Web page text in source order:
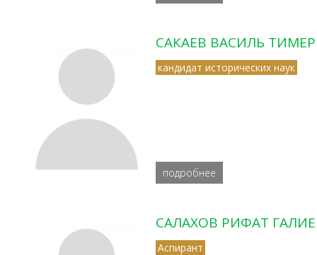
САКАЕВ ВАСИЛЬ
кандидат исторических наук
подробнее
САЛАХОВ РИФАТ
Аспирант